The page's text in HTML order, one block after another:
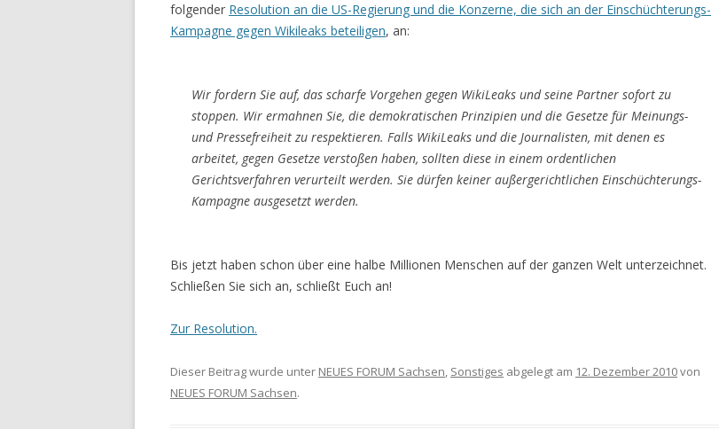
folgender Resolution an die US-Regierung und die Konzerne, die sich an der Einschüchterungs-
Kampagne gegen Wikileaks beteiligen, an:
Wir fordern Sie auf, das scharfe Vorgehen gegen WikiLeaks und seine Partner sofort zu
stoppen. Wir ermahnen Sie, die demokratischen Prinzipien und die Gesetze für Meinungs-
und Pressefreiheit zu respektieren. Falls WikiLeaks und die Journalisten, mit denen es
arbeitet, gegen Gesetze verstoßen haben, sollten diese in einem ordentlichen
Gerichtsverfahren verurteilt werden. Sie dürfen keiner außergerichtlichen Einschüchterungs-
Kampagne ausgesetzt werden.
Bis jetzt haben schon über eine halbe Millionen Menschen auf der ganzen Welt unterzeichnet.
Schließen Sie sich an, schließt Euch an!
Zur Resolution.
Dieser Beitrag wurde unter NEUES FORUM Sachsen, Sonstiges abgelegt am 12. Dezember 2010von
NEUES FORUM Sachsen.